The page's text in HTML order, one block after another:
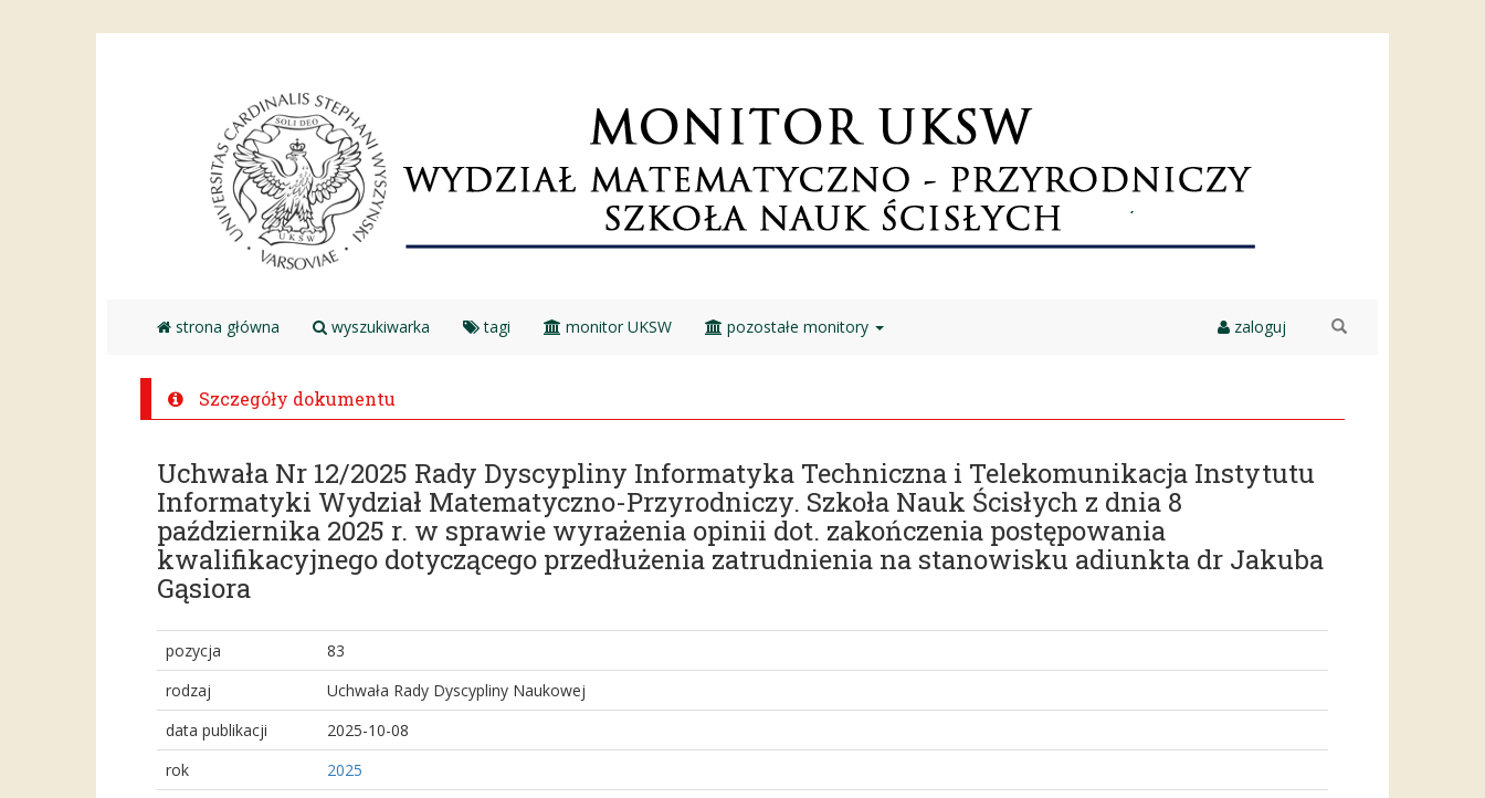
strona główna wyszukiwarka tagi monitor UKSW pozostałe monitory zaloguj
Szczegóły dokumentu
Uchwała Nr 12/2025 Rady Dyscypliny Informatyka Techniczna i Telekomunikacja Instytutu
Informatyki Wydział Matematyczno-Przyrodniczy. Szkoła Nauk Ścisłych z dnia 8
października 2025 r. w sprawie wyrażenia opinii dot. zakończenia postępowania
kwalifikacyjnego dotyczącego przedłużenia zatrudnienia na stanowisku adiunkta dr Jakuba
Gąsiora
pozycja
83
rodzaj
Uchwała Rady Dyscypliny Naukowej
data publikacji
2025-10-08
rok
2025